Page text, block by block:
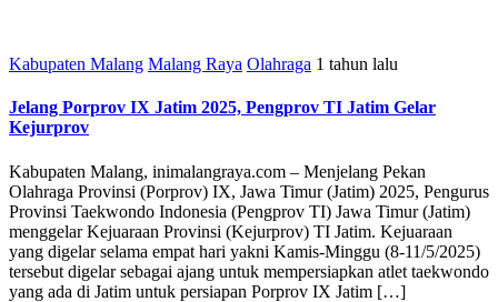
Kabupaten Malang Malang Raya Olahraga 1 tahun lalu
Jelang Porprov IX Jatim 2025, Pengprov TI Jatim Gelar
Kejurprov
Kabupaten Malang, inimalangraya.com – Menjelang Pekan
Olahraga Provinsi (Porprov) IX, Jawa Timur (Jatim) 2025, Pengurus
Provinsi Taekwondo Indonesia (Pengprov TI) Jawa Timur (Jatim)
menggelar Kejuaraan Provinsi (Kejurprov) TI Jatim. Kejuaraan
yang digelar selama empat hari yakni Kamis-Minggu (8-11/5/2025)
tersebut digelar sebagai ajang untuk mempersiapkan atlet taekwondo
yang ada di Jatim untuk persiapan Porprov IX Jatim […]